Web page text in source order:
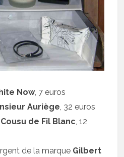
Now, 7 euros
Auriège, 32 euros
Cousu de Fil Blanc, 12
de la marque Gilbert